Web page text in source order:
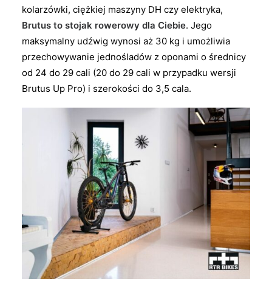
kolarzówki, ciężkiej maszyny DH czy elektryka,
Brutus to stojak rowerowy dla Ciebie. Jego
maksymalny udźwig wynosi aż 30 kg i umożliwia
przechowywanie jednośladów z oponami o średnicy
od 24 do 29 cali (20 do 29 cali w przypadku wersji
Brutus Up Pro) i szerokości do 3,5 cala.